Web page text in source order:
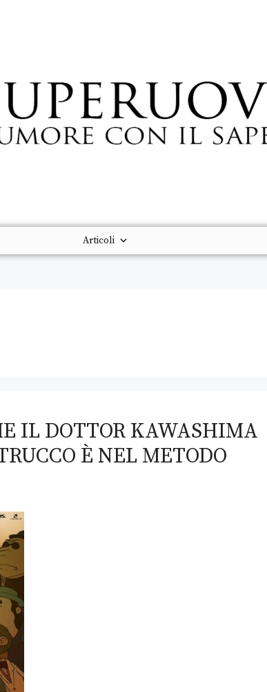
Articoli
IL DOTTOR KAWASHIMA
È NEL METODO